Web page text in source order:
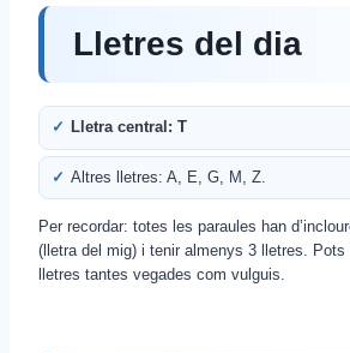
Lletres del dia
Lletra central: T
Altres lletres: A, E, G, M, Z.
Per recordar: totes les paraules han
(lletra del mig) i tenir almenys 3 lletres. Pots
lletres tantes vegades com vulguis.